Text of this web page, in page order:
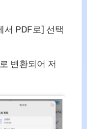
서 PDF로] 선택
변환되어 저